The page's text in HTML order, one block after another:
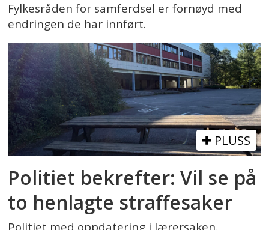
Fylkesråden for samferdsel er fornøyd med
endringen de har innført.
PLUSS
Politiet bekrefter: Vil se på
to henlagte straffesaker